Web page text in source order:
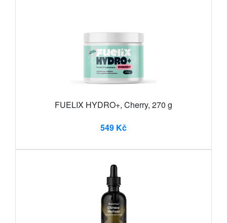
FUELIX HYDRO+, Cherry, 270 g
549 Kč